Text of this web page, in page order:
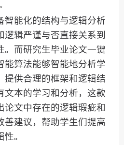
智能化的结构与逻辑分析
逻辑严谨与否直接关系到
。而研究生毕业论文一键
能算法能够智能地分析学
提供合理的框架和逻辑结
文本的学习和分析，这款
论文中存在的逻辑瑕疵和
善建议，帮助学生们提高
。